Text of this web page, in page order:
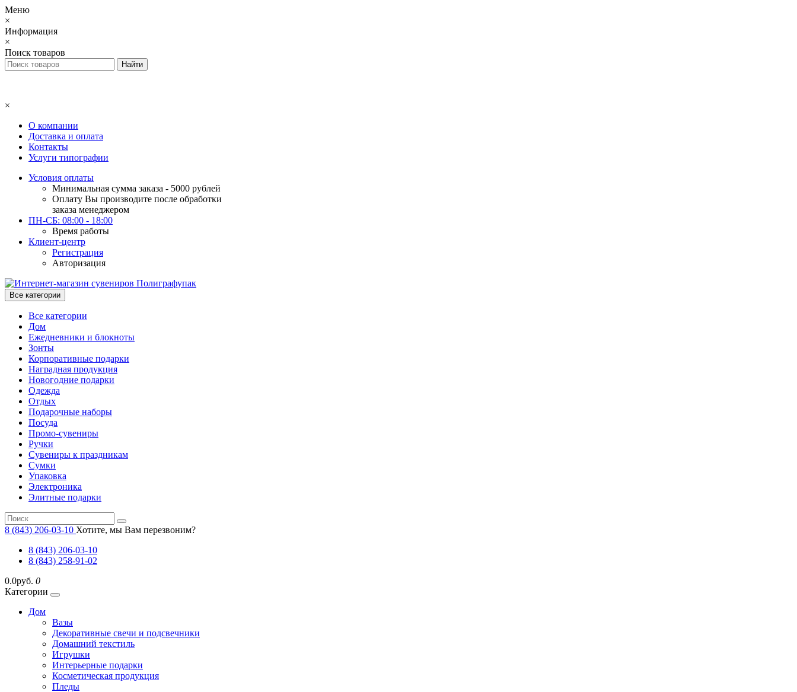
Меню
×
Информация
×
Поиск товаров
×
О компании
Доставка и оплата
Контакты
Услуги типографии
Условия оплаты
Минимальная сумма заказа - 5000 рублей
Оплату Вы производите после обработки
заказа менеджером
ПН-СБ: 08:00 - 18:00
Время работы
Клиент-центр
Регистрация
Авторизация
Все категории
Все категории
Дом
Ежедневники и блокноты
Зонты
Корпоративные подарки
Наградная продукция
Новогодние подарки
Одежда
Отдых
Подарочные наборы
Посуда
Промо-сувениры
Ручки
Сувениры к праздникам
Сумки
Упаковка
Электроника
Элитные подарки
8 (843) 206-03-10 Хотите, мы Вам перезвоним?
8 (843) 206-03-10
8 (843) 258-91-02
0.0руб. 0
Категории
Дом
Вазы
Декоративные свечи и подсвечники
Домашний текстиль
Игрушки
Интерьерные подарки
Косметическая продукция
Пледы